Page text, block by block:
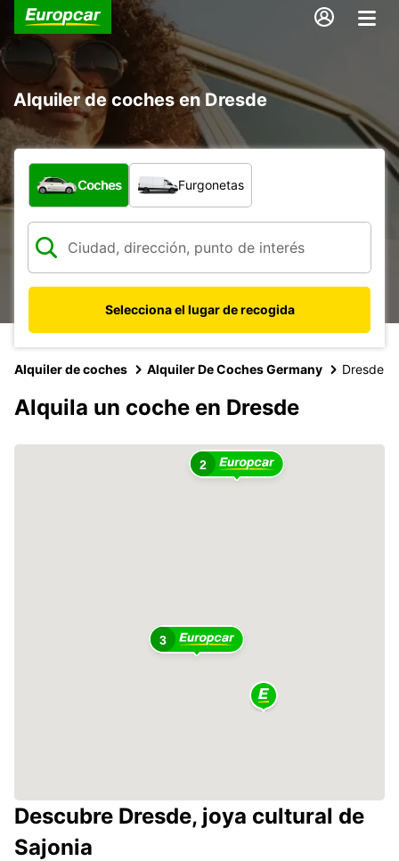
Alquiler de coches en Dresde
¿Qué tipo de vehículo?
Coches Furgonetas
Selecciona el lugar de recogida
Alquiler de coches Alquiler De Coches Germany Dresde
Alquila un coche en Dresde
3
2
Descubre Dresde, joya cultural de
Sajonia